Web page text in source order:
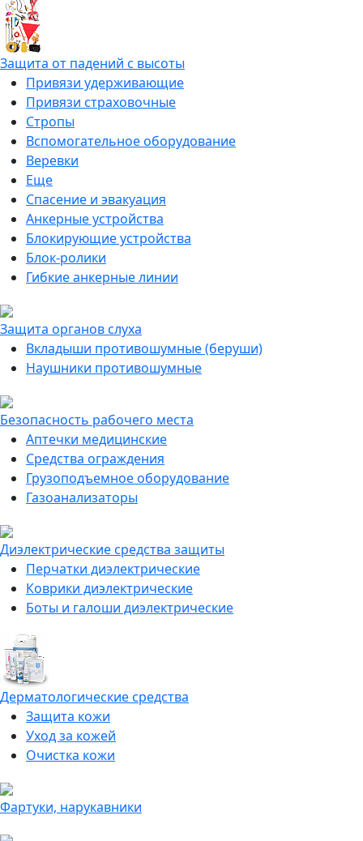
Защита от падений с высоты
Привязи удерживающие
Привязи страховочные
Стропы
Вспомогательное оборудование
Веревки
Еще
Спасение и эвакуация
Анкерные устройства
Блокирующие устройства
Блок-ролики
Гибкие анкерные линии
Защита органов слуха
Вкладыши противошумные (беруши)
Наушники противошумные
Безопасность рабочего места
Аптечки медицинские
Средства ограждения
Грузоподъемное оборудование
Газоанализаторы
Диэлектрические средства защиты
Перчатки диэлектрические
Коврики диэлектрические
Боты и галоши диэлектрические
Дерматологические средства
Защита кожи
Уход за кожей
Очистка кожи
Фартуки, нарукавники